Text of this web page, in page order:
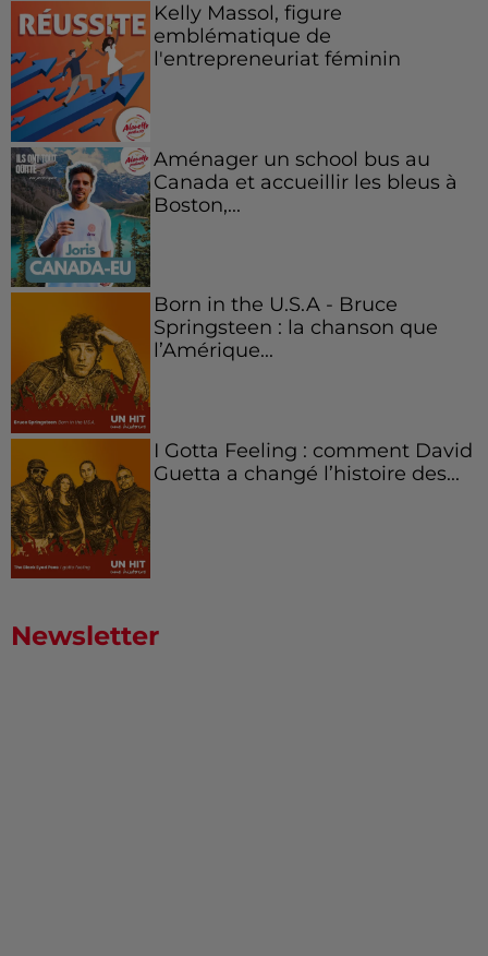
Kelly Massol, figure
emblématique de
l'entrepreneuriat féminin
Aménager un school bus au
Canada et accueillir les bleus à
Boston,...
Born in the U.S.A - Bruce
Springsteen : la chanson que
l’Amérique...
I Gotta Feeling : comment David
Guetta a changé l’histoire des...
Newsletter